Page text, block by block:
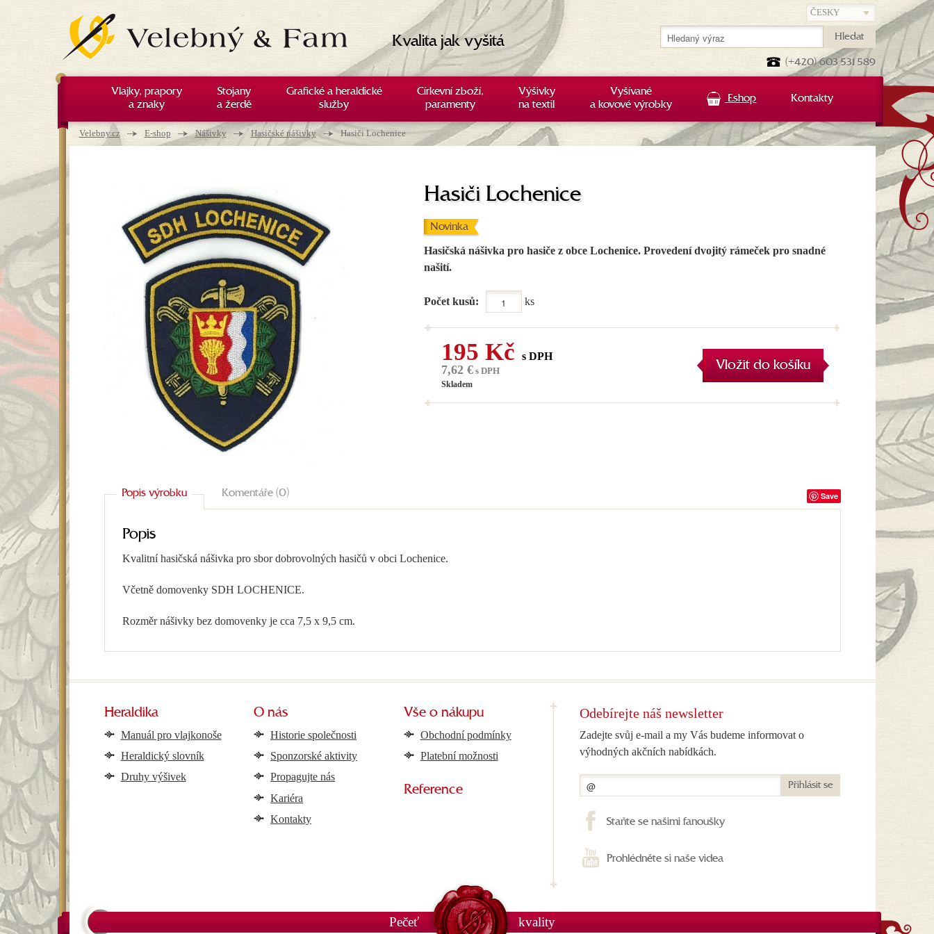
Kvalita jak vyšitá
Nacházíte se zde
Velebny.cz → E-shop → Nášivky → Hasičské nášivky → Hasiči Lochenice
Hasiči Lochenice
Novinka
Hasičská nášivka pro hasiče z obce Lochenice. Provedení dvojitý rámeček pro snadné
našití.
Počet kusů: ks
195 Kč s DPH
7,62 €s DPH
Skladem
Vložit do košíku
Popis výrobku Komentáře (0)
Popis
Kvalitní hasičská nášivka pro sbor dobrovolných hasičů v obci Lochenice.
Včetně domovenky SDH LOCHENICE.
Rozměr nášivky bez domovenky je cca 7,5 x 9,5 cm.
Save
Heraldika
Manuál pro vlajkonoše
Heraldický slovník
Druhy výšivek
O nás
Historie společnosti
Sponzorské aktivity
Propagujte nás
Kariéra
Kontakty
Vše o nákupu
Obchodní podmínky
Platební možnosti
Reference
Odebírejte náš newsletter
Zadejte svůj e-mail a my Vás budeme informovat o
výhodných akčních nabídkách.
Přihlásit se
Staňte se našimi fanoušky
Prohlédněte si naše videa
Pečeť kvality
Vlajky, prapory
a znaky
Stojany
a žerdě
Grafické a heraldické
služby
Církevní zboží,
paramenty
Výšivky
na textil
Vyšívané
a kovové výrobky
Eshop Kontakty
(+420) 603 531 589
Hledat